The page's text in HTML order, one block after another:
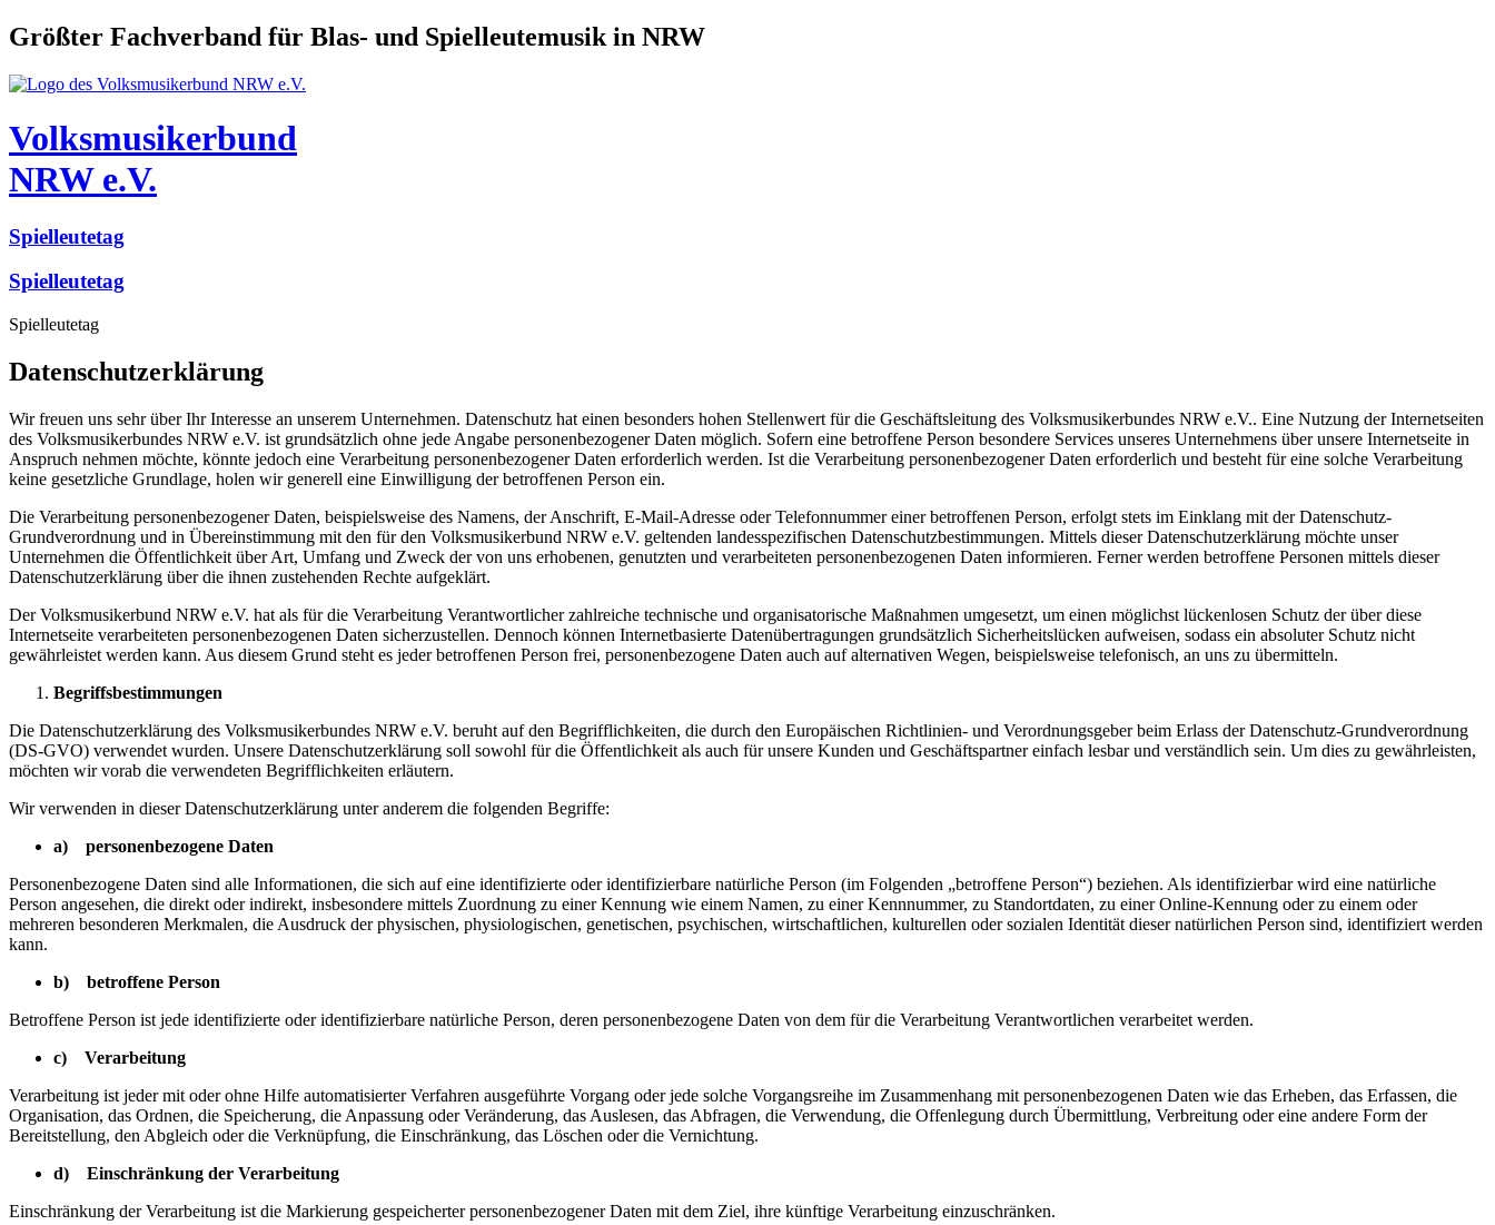
Größter Fachverband für Blas- und Spielleutemusik in NRW
Volksmusikerbund
NRW e.V.
Spielleutetag
Spielleutetag
Spielleutetag
Datenschutzerklärung
Wir freuen uns sehr über Ihr Interesse an unserem Unternehmen. Datenschutz hat einen besonders hohen Stellenwert für die Geschäftsleitung des Volksmusikerbundes NRW e.V.. Eine Nutzung der Internetseiten
des Volksmusikerbundes NRW e.V. ist grundsätzlich ohne jede Angabe personenbezogener Daten möglich. Sofern eine betroffene Person besondere Services unseres Unternehmens über unsere Internetseite in
Anspruch nehmen möchte, könnte jedoch eine Verarbeitung personenbezogener Daten erforderlich werden. Ist die Verarbeitung personenbezogener Daten erforderlich und besteht für eine solche Verarbeitung
keine gesetzliche Grundlage, holen wir generell eine Einwilligung der betroffenen Person ein.
Die Verarbeitung personenbezogener Daten, beispielsweise des Namens, der Anschrift, E-Mail-Adresse oder Telefonnummer einer betroffenen Person, erfolgt stets im Einklang mit der Datenschutz-
Grundverordnung und in Übereinstimmung mit den für den Volksmusikerbund NRW e.V. geltenden landesspezifischen Datenschutzbestimmungen. Mittels dieser Datenschutzerklärung möchte unser
Unternehmen die Öffentlichkeit über Art, Umfang und Zweck der von uns erhobenen, genutzten und verarbeiteten personenbezogenen Daten informieren. Ferner werden betroffene Personen mittels dieser
Datenschutzerklärung über die ihnen zustehenden Rechte aufgeklärt.
Der Volksmusikerbund NRW e.V. hat als für die Verarbeitung Verantwortlicher zahlreiche technische und organisatorische Maßnahmen umgesetzt, um einen möglichst lückenlosen Schutz der über diese
Internetseite verarbeiteten personenbezogenen Daten sicherzustellen. Dennoch können Internetbasierte Datenübertragungen grundsätzlich Sicherheitslücken aufweisen, sodass ein absoluter Schutz nicht
gewährleistet werden kann. Aus diesem Grund steht es jeder betroffenen Person frei, personenbezogene Daten auch auf alternativen Wegen, beispielsweise telefonisch, an uns zu übermitteln.
Begriffsbestimmungen
Die Datenschutzerklärung des Volksmusikerbundes NRW e.V. beruht auf den Begrifflichkeiten, die durch den Europäischen Richtlinien- und Verordnungsgeber beim Erlass der Datenschutz-Grundverordnung
(DS-GVO) verwendet wurden. Unsere Datenschutzerklärung soll sowohl für die Öffentlichkeit als auch für unsere Kunden und Geschäftspartner einfach lesbar und verständlich sein. Um dies zu gewährleisten,
möchten wir vorab die verwendeten Begrifflichkeiten erläutern.
Wir verwenden in dieser Datenschutzerklärung unter anderem die folgenden Begriffe:
a) personenbezogene Daten
Personenbezogene Daten sind alle Informationen, die sich auf eine identifizierte oder identifizierbare natürliche Person (im Folgenden „betroffene Person“) beziehen. Als identifizierbar wird eine natürliche
Person angesehen, die direkt oder indirekt, insbesondere mittels Zuordnung zu einer Kennung wie einem Namen, zu einer Kennnummer, zu Standortdaten, zu einer Online-Kennung oder zu einem oder
mehreren besonderen Merkmalen, die Ausdruck der physischen, physiologischen, genetischen, psychischen, wirtschaftlichen, kulturellen oder sozialen Identität dieser natürlichen Person sind, identifiziert werden
kann.
b) betroffene Person
Betroffene Person ist jede identifizierte oder identifizierbare natürliche Person, deren personenbezogene Daten von dem für die Verarbeitung Verantwortlichen verarbeitet werden.
c) Verarbeitung
Verarbeitung ist jeder mit oder ohne Hilfe automatisierter Verfahren ausgeführte Vorgang oder jede solche Vorgangsreihe im Zusammenhang mit personenbezogenen Daten wie das Erheben, das Erfassen, die
Organisation, das Ordnen, die Speicherung, die Anpassung oder Veränderung, das Auslesen, das Abfragen, die Verwendung, die Offenlegung durch Übermittlung, Verbreitung oder eine andere Form der
Bereitstellung, den Abgleich oder die Verknüpfung, die Einschränkung, das Löschen oder die Vernichtung.
d) Einschränkung der Verarbeitung
Einschränkung der Verarbeitung ist die Markierung gespeicherter personenbezogener Daten mit dem Ziel, ihre künftige Verarbeitung einzuschränken.